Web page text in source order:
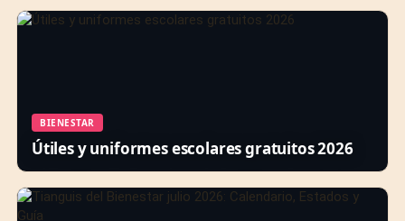
BIENESTAR
Útiles y uniformes escolares gratuitos 2026